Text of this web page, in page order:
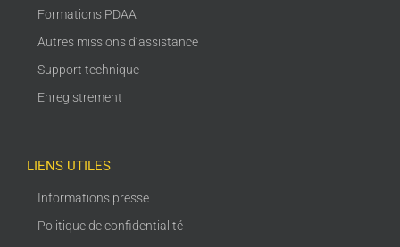
Formations PDAA
Autres missions d’assistance
Support technique
Enregistrement
LIENS UTILES
Informations presse
Politique de confidentialité